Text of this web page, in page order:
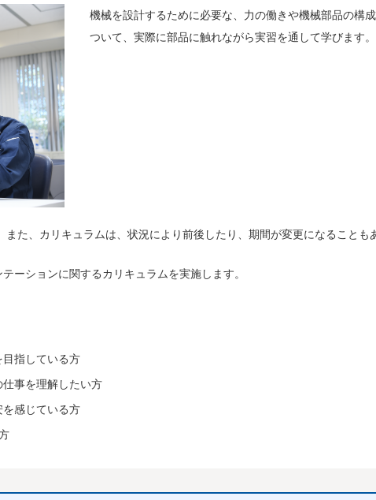
機械を設計するために必要な、力の働きや機械部品の構
ついて、実際に部品に触れながら実習を通して学びます。
た、カリキュラムは、状況により前後したり、期間が変更になることも
ーションに関するカリキュラムを実施します。
指している方
事を理解したい方
感じている方